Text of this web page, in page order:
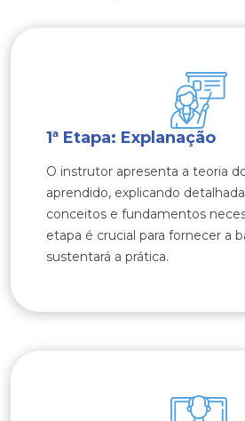
1ª Etapa: Explanação
O instrutor apresenta a teoria
aprendido, explicando
conceitos e fundamentos
etapa é crucial para fornecer a
sustentará a prática.